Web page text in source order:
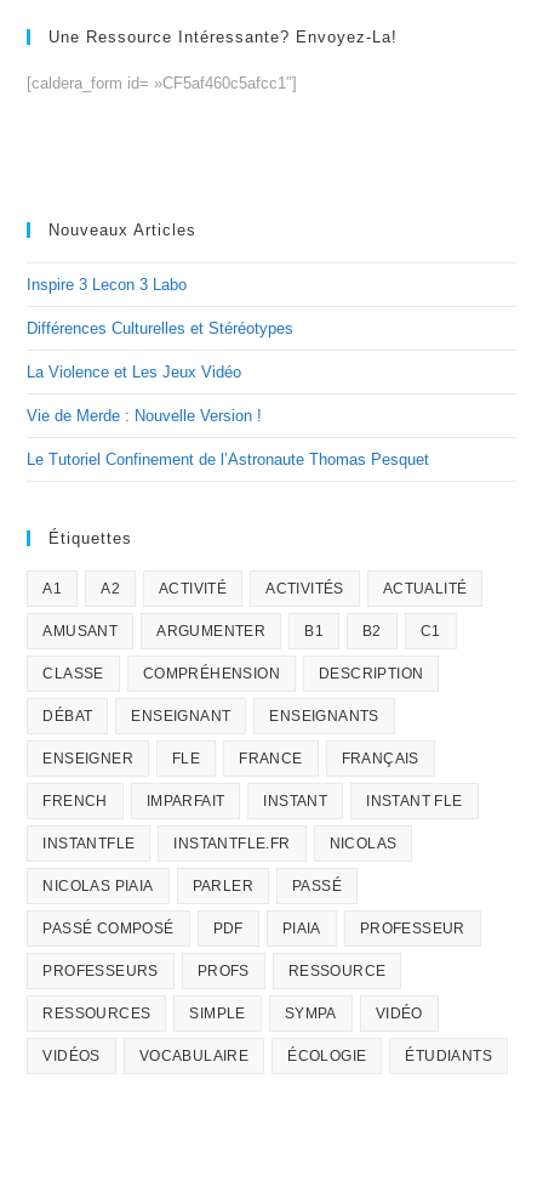
Une Ressource Intéressante? Envoyez-La!
[caldera_form id= »CF5af460c5afcc1″]
Nouveaux Articles
Inspire 3 Lecon 3 Labo
Différences Culturelles et Stéréotypes
La Violence et Les Jeux Vidéo
Vie de Merde : Nouvelle Version !
Le Tutoriel Confinement de l’Astronaute Thomas Pesquet
Étiquettes
A1 A2 ACTIVITÉ ACTIVITÉS ACTUALITÉ
AMUSANT ARGUMENTER B1 B2 C1
CLASSE COMPRÉHENSION DESCRIPTION
DÉBAT ENSEIGNANT ENSEIGNANTS
ENSEIGNER FLE FRANCE FRANÇAIS
FRENCH IMPARFAIT INSTANT INSTANT FLE
INSTANTFLE INSTANTFLE.FR NICOLAS
NICOLAS PIAIA PARLER PASSÉ
PASSÉ COMPOSÉ PDF PIAIA PROFESSEUR
PROFESSEURS PROFS RESSOURCE
RESSOURCES SIMPLE SYMPA VIDÉO
VIDÉOS VOCABULAIRE ÉCOLOGIE ÉTUDIANTS